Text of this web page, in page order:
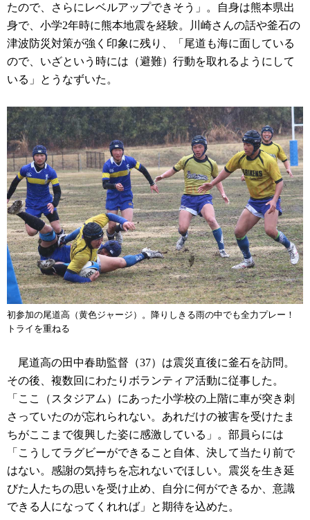
たので、さらにレベルアップできそう」。自身は熊本県出
身で、小学2年時に熊本地震を経験。川崎さんの話や釜石の
津波防災対策が強く印象に残り、「尾道も海に面している
ので、いざという時には（避難）行動を取れるようにして
いる」とうなずいた。
初参加の尾道高（黄色ジャージ）。降りしきる雨の中でも全力プレー！
トライを重ねる
尾道高の田中春助監督（37）は震災直後に釜石を訪問。
その後、複数回にわたりボランティア活動に従事した。
「ここ（スタジアム）にあった小学校の上階に車が突き刺
さっていたのが忘れられない。あれだけの被害を受けたま
ちがここまで復興した姿に感激している」。部員らには
「こうしてラグビーができること自体、決して当たり前で
はない。感謝の気持ちを忘れないでほしい。震災を生き延
びた人たちの思いを受け止め、自分に何ができるか、意識
できる人になってくれれば」と期待を込めた。